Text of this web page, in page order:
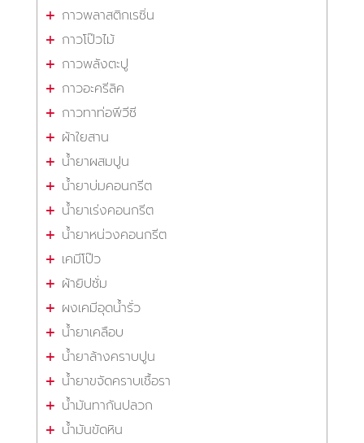
กาวพลาสติกเรซิ่น
กาวโป๊วไม้
กาวพลังตะปู
กาวอะครีลิค
กาวทาท่อพีวีซี
ผ้าใยสาน
น้ำยาผสมปูน
น้ำยาบ่มคอนกรีต
น้ำยาเร่งคอนกรีต
น้ำยาหน่วงคอนกรีต
เคมีโป๊ว
ผ้ายิปซั่ม
ผงเคมีอุดน้ำรั่ว
น้ำยาเคลือบ
น้ำยาล้างคราบปูน
น้ำยาขจัดคราบเชื้อรา
น้ำมันทากันปลวก
น้ำมันขัดหิน